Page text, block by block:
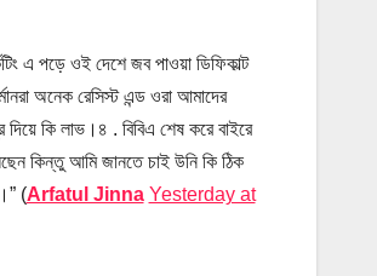
এ পড়ে ওই দেশে জব পাওয়া ডিফিকাল্ট
অনেক রেসিস্ট এন্ড ওরা আমাদের
কি লাভ।৪ . বিবিএ শেষ করে বাইরে
কিন্তু আমি জানতে চাই উনি কি ঠিক
(Arfatul Jinna Yesterday at